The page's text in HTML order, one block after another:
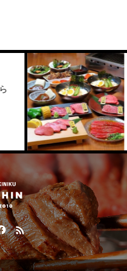
ディナー
が新しく
た